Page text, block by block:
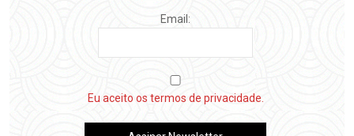
Email:
Eu aceito os termos de privacidade.